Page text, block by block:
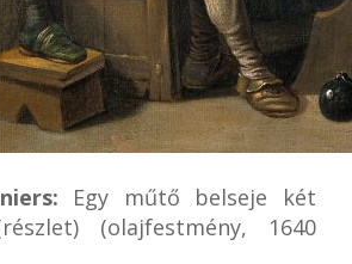
Egy műtő belseje két
(olajfestmény, 1640